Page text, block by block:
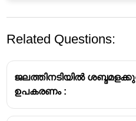
Related Questions:
ജലത്തിനടിയിൽ
ഉപകരണം :